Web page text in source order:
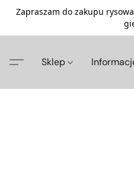
Zapraszam do zakupu
Sklep